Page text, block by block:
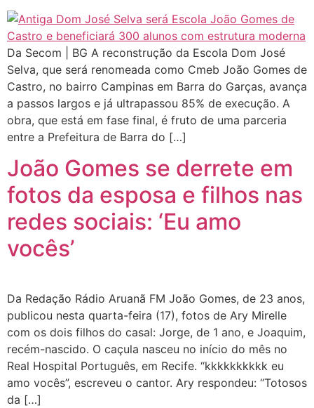
Da Secom | BG A reconstrução da Escola Dom José
Selva, que será renomeada como Cmeb João Gomes de
Castro, no bairro Campinas em Barra do Garças, avança
a passos largos e já ultrapassou 85% de execução. A
obra, que está em fase final, é fruto de uma parceria
entre a Prefeitura de Barra do […]
João Gomes se derrete em
fotos da esposa e filhos nas
redes sociais: ‘Eu amo
vocês’
Da Redação Rádio Aruanã FM João Gomes, de 23 anos,
publicou nesta quarta-feira (17), fotos de Ary Mirelle
com os dois filhos do casal: Jorge, de 1 ano, e Joaquim,
recém-nascido. O caçula nasceu no início do mês no
Real Hospital Português, em Recife. “kkkkkkkkkk eu
amo vocês”, escreveu o cantor. Ary respondeu: “Totosos
da […]